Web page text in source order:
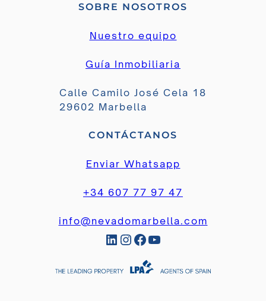
SOBRE NOSOTROS
Nuestro equipo
Guía Inmobiliaria
Calle Camilo José Cela 18
29602 Marbella
CONTÁCTANOS
Enviar Whatsapp
+34 607 77 97 47
info@nevadomarbella.com
LinkedIn InstagramFacebook YouTube